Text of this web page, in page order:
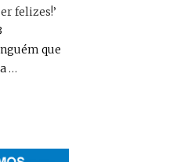
felizes!’
que
…